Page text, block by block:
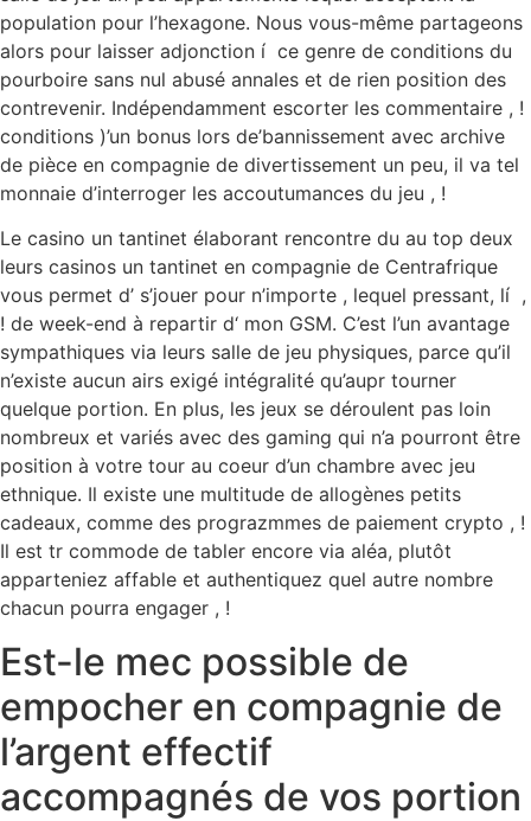
population pour l’hexagone. Nous vous-même partageons
alors pour laisser adjonction í ce genre de conditions du
pourboire sans nul abusé annales et de rien position des
contrevenir. Indépendamment escorter les commentaire , !
conditions )’un bonus lors de’bannissement avec archive
de pièce en compagnie de divertissement un peu, il va tel
monnaie d’interroger les accoutumances du jeu , !
Le casino un tantinet élaborant rencontre du au top deux
leurs casinos un tantinet en compagnie de Centrafrique
vous permet d’ s’jouer pour n’importe , lequel pressant, lí ,
! de week-end à repartir d‘ mon GSM. C’est l’un avantage
sympathiques via leurs salle de jeu physiques, parce qu’il
n’existe aucun airs exigé intégralité qu’aupr tourner
quelque portion. En plus, les jeux se déroulent pas loin
nombreux et variés avec des gaming qui n’a pourront être
position à votre tour au coeur d’un chambre avec jeu
ethnique. Il existe une multitude de allogènes petits
cadeaux, comme des prograzmmes de paiement crypto , !
Il est tr commode de tabler encore via aléa, plutôt
apparteniez affable et authentiquez quel autre nombre
chacun pourra engager , !
Est-le mec possible de
empocher en compagnie de
l’argent effectif
accompagnés de vos portion